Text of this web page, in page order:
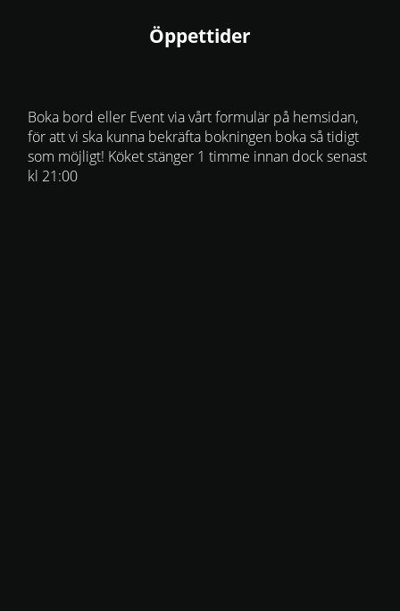
Öppettider
Boka bord eller Event via vårt formulär på hemsidan,
för att vi ska kunna bekräfta bokningen boka så tidigt
som möjligt! Köket stänger 1 timme innan dock senast
kl 21:00